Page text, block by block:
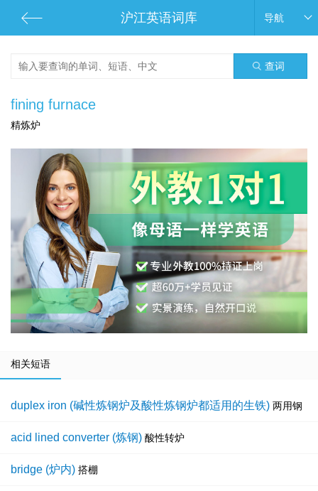
沪江英语词库 导航
查词
fining furnace
精炼炉
相关短语
duplex iron (碱性炼钢炉及酸性炼钢炉都适用的生铁) 两用钢
acid lined converter (炼钢) 酸性转炉
bridge (炉内) 搭棚